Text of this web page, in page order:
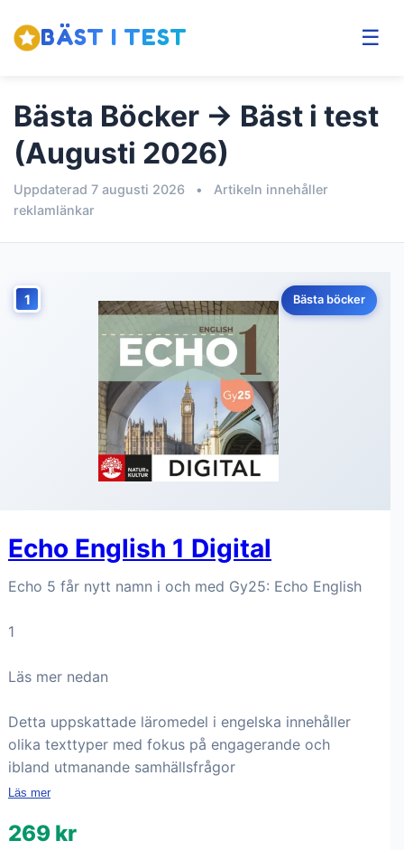
BÄST I TEST ☰
Bästa Böcker → Bäst i test
(Augusti 2026)
Uppdaterad 7 augusti 2026 •
Artikeln innehåller
reklamlänkar
1 Bästa böcker
Echo English 1 Digital
Echo 5 får nytt namn i och med Gy25: Echo English
1
Läs mer nedan
Detta uppskattade läromedel i engelska innehåller
olika texttyper med fokus på engagerande och
ibland utmanande samhällsfrågor
Läs mer
269 kr